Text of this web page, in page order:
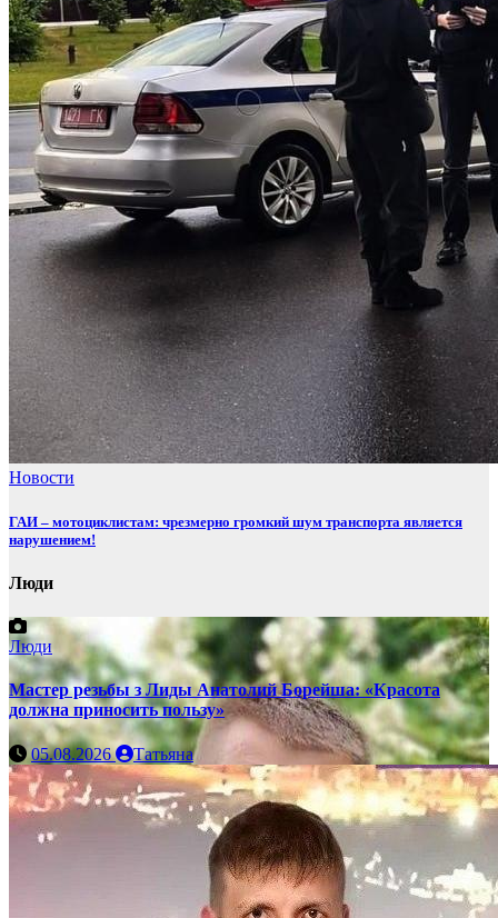
Новости
ГАИ – мотоциклистам: чрезмерно громкий шум транспорта является
нарушением!
Люди
Люди
Мастер резьбы з Лиды Анатолий Борейша: «Красота
должна приносить пользу»
05.08.2026 Татьяна